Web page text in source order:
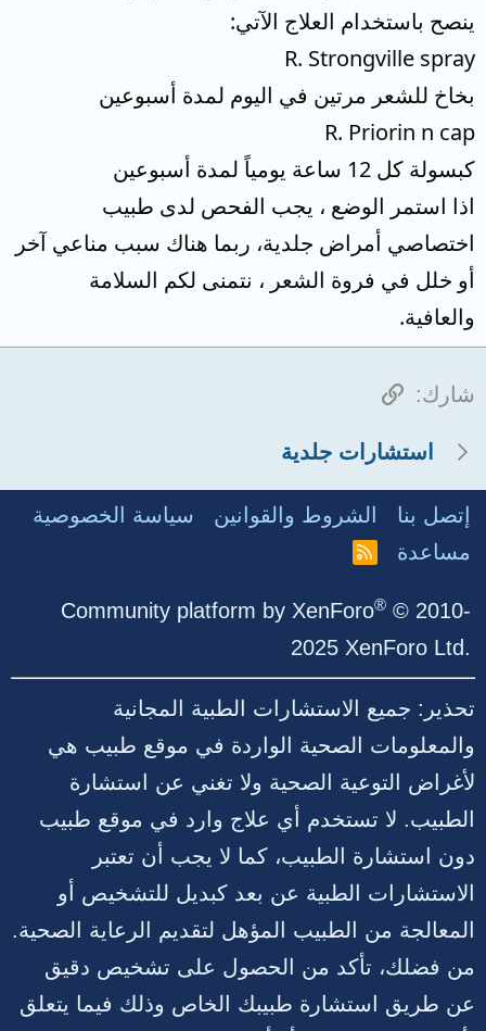
ينصح باستخدام العلاج الآتي:
R. Strongville spray
بخاخ للشعر مرتين في اليوم لمدة أسبوعين
R. Priorin n cap
كبسولة كل 12 ساعة يومياً لمدة أسبوعين
اذا استمر الوضع ، يجب الفحص لدى طبيب
اختصاصي أمراض جلدية، ربما هناك سبب مناعي آخر
أو خلل في فروة الشعر ، نتمنى لكم السلامة
والعافية.
شارك: الرابط
استشارات جلدية
إتصل بنا الشروط والقوانين
سياسة الخصوصية
مساعدة
R
Community platform by XenForo® © 2010-
2025 XenForo Ltd.
تحذير: جميع الاستشارات الطبية المجانية
والمعلومات الصحية الواردة في موقع طبيب هي
لأغراض التوعية الصحية ولا تغني عن استشارة
الطبيب. لا تستخدم أي علاج وارد في موقع طبيب
دون استشارة الطبيب، كما لا يجب أن تعتبر
الاستشارات الطبية عن بعد كبديل للتشخيص أو
المعالجة من الطبيب المؤهل لتقديم الرعاية الصحية.
من فضلك، تأكد من الحصول على تشخيص دقيق
عن طريق استشارة طبيبك الخاص وذلك فيما يتعلق